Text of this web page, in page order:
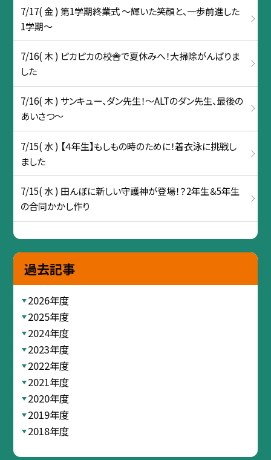
7/17( 金 ) 第1学期終業式 ～輝いた笑顔と、一歩前進した
1学期～
7/16( 木 ) ピカピカの校舎で夏休みへ！大掃除がんばりま
した
7/16( 木 ) サンキュー、ダン先生！〜ALTのダン先生、最後の
あいさつ〜
7/15( 水 ) 【４年生】もしもの時のために！着衣泳に挑戦し
ました
7/15( 水 ) 田んぼに新しい守護神が登場！？2年生＆5年生
の合同かかし作り
過去記事
2026年度
2025年度
2024年度
2023年度
2022年度
2021年度
2020年度
2019年度
2018年度